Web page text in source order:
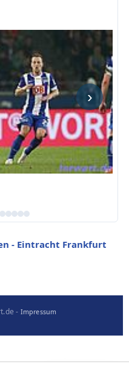
›
- Eintracht Frankfurt
- Impressum